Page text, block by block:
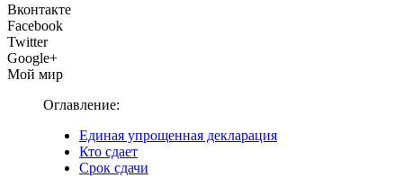
Вконтакте
Facebook
Twitter
Google+
Мой мир
Оглавление:
Единая упрощенная декларация
Кто сдает
Срок сдачи